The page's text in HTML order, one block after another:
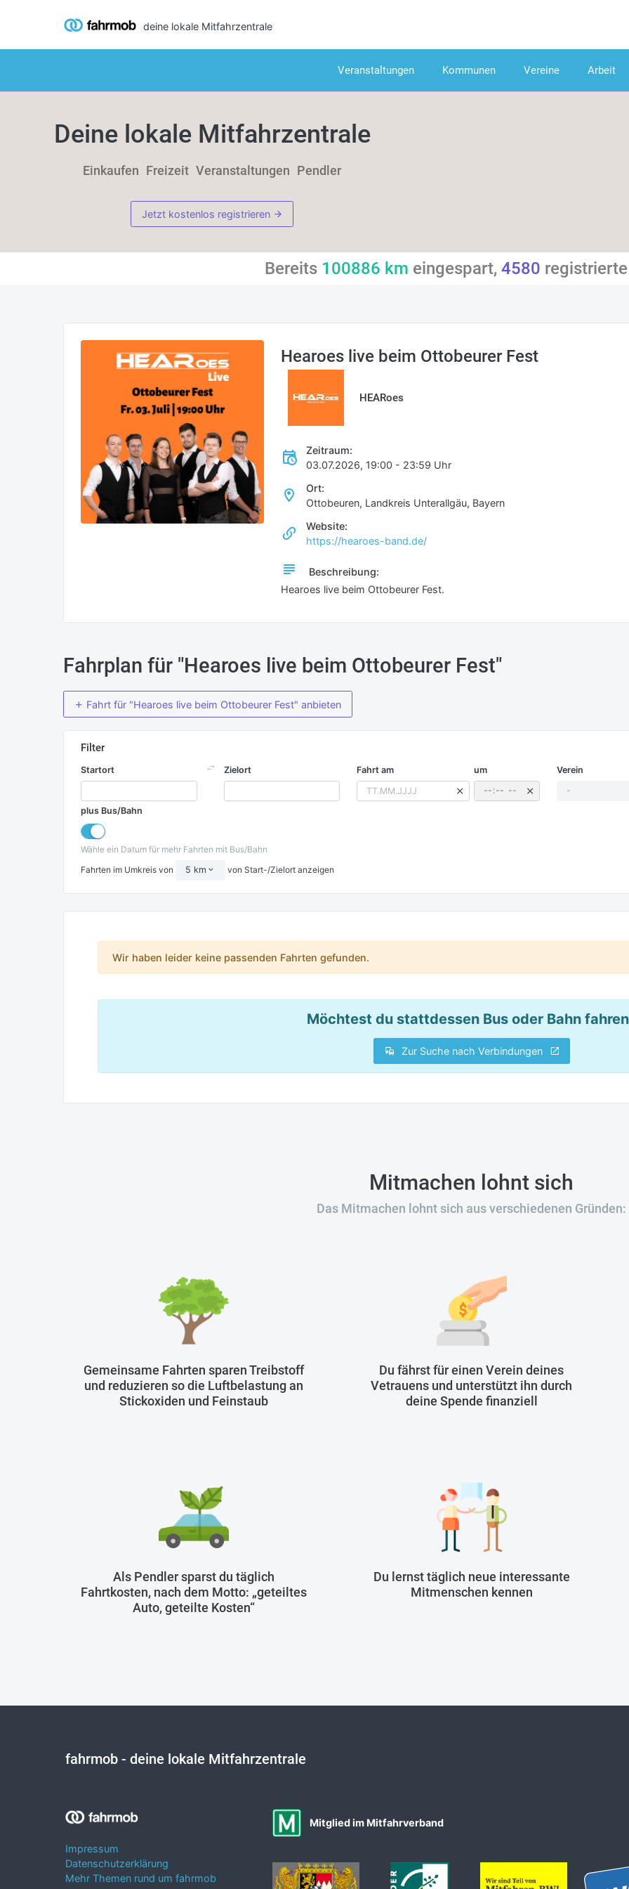
deine lokale Mitfahrzentrale
Arbeit
Vereine
Kommunen
Veranstaltungen
Deine lokale Mitfahrzentrale
Einkaufen Freizeit Veranstaltungen Pendler
Jetzt kostenlos registrieren
Bereits 100886 km eingespart, 4580
Hearoes live beim Ottobeurer Fest
HEARoes
Zeitraum:
03.07.2026, 19:00 - 23:59 Uhr
Ort:
Ottobeuren, Landkreis Unterallgäu, Bayern
Website:
https://hearoes-band.de/
Beschreibung:
Hearoes live beim Ottobeurer Fest.
Fahrplan für "Hearoes live beim Ottobeurer Fest"
Fahrt für "Hearoes live beim Ottobeurer Fest" anbieten
Filter
Startort Zielort Fahrt am um
Verein
-
plus Bus/Bahn
Wähle ein Datum für mehr Fahrten mit Bus/Bahn
Fahrten im Umkreis von
5 km von Start-/Zielort anzeigen
Wir haben leider keine passenden Fahrten gefunden.
Möchtest du stattdessen Bus oder Bahn
Zur Suche nach Verbindungen
Mitmachen lohnt sich
Das Mitmachen lohnt sich aus verschiedenen Gründen:
Gemeinsame Fahrten sparen Treibstoff
und reduzieren so die Luftbelastung an
Stickoxiden und Feinstaub
Du fährst für einen Verein deines
Vetrauens und unterstützt ihn durch
deine Spende finanziell
Als Pendler sparst du täglich
Fahrtkosten, nach dem Motto: „geteiltes
Auto, geteilte Kosten“
Du lernst täglich neue interessante
Mitmenschen kennen
fahrmob- deine lokale Mitfahrzentrale
Impressum
Datenschutzerklärung
Mehr Themen rund um fahrmob
Mitglied im Mitfahrverband